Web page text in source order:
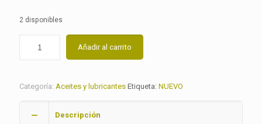
2 disponibles
Añadir al carrito
Categoría: Aceites y lubricantes Etiqueta: NUEVO
Descripción